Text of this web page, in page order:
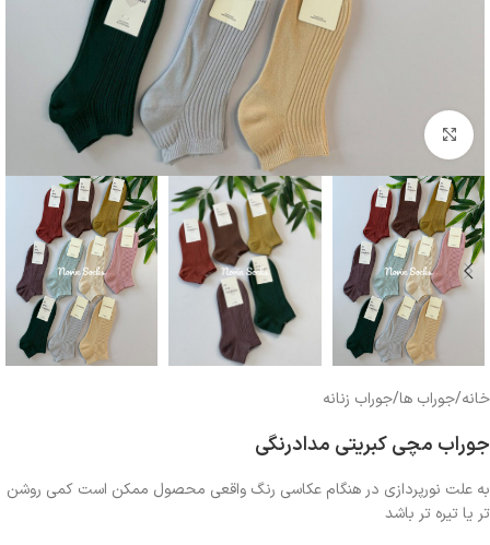
بزرگنمایی تصویر
خانه/جوراب ها/جوراب زنانه
جوراب مچی کبریتی مدادرنگی
به علت نورپردازی در هنگام عکاسی رنگ واقعی محصول ممکن است کمی روشن
تر یا تیره تر باشد